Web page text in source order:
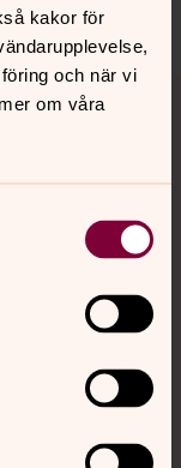
kakor för
och när vi
om våra